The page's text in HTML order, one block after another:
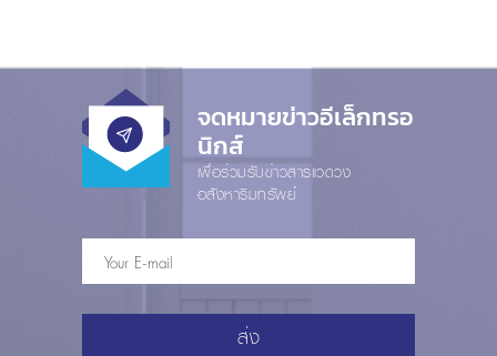
จดหมายข่าวอีเล็กทรอ
นิกส์
เพื่อร่วมรับข่าวสารแวดวง
อสังหาริมทรัพย์
ส่ง